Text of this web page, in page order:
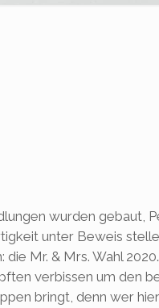
wurden gebaut,
unter Beweis
Mr. & Mrs. Wahl
verbissen um den
bringt, denn wer